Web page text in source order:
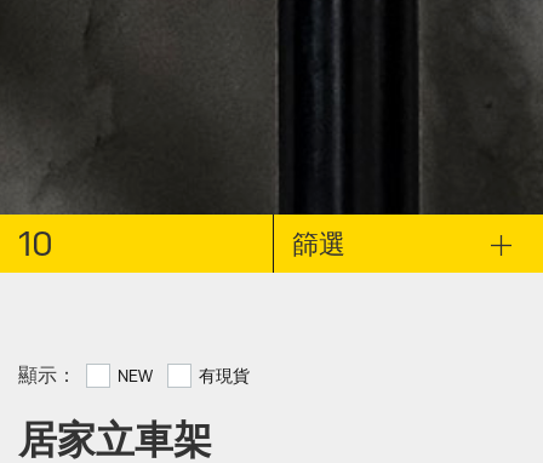
10 篩選
顯示： NEW 有現貨
居家立車架